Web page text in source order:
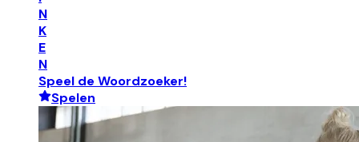
N
K
E
N
Speel de Woordzoeker!
Spelen